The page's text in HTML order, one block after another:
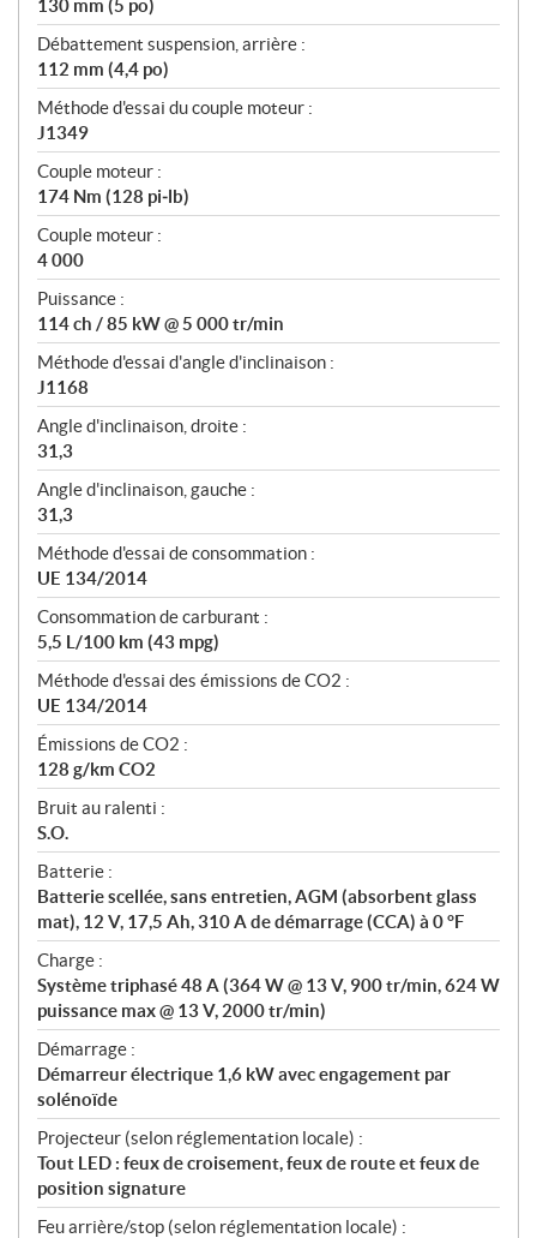
130 mm (5 po)
Débattement suspension, arrière :
112 mm (4,4 po)
Méthode d'essai du couple moteur :
J1349
Couple moteur :
174 Nm (128 pi‑lb)
Couple moteur :
4 000
Puissance :
114 ch / 85 kW @ 5 000 tr/min
Méthode d'essai d'angle d'inclinaison :
J1168
Angle d'inclinaison, droite :
31,3
Angle d'inclinaison, gauche :
31,3
Méthode d'essai de consommation :
UE 134/2014
Consommation de carburant :
5,5 L/100 km (43 mpg)
Méthode d'essai des émissions de CO2 :
UE 134/2014
Émissions de CO2 :
128 g/km CO2
Bruit au ralenti :
S.O.
Batterie :
Batterie scellée, sans entretien, AGM (absorbent glass
mat), 12 V, 17,5 Ah, 310 A de démarrage (CCA) à 0 °F
Charge :
Système triphasé 48 A (364 W @ 13 V, 900 tr/min, 624 W
puissance max @ 13 V, 2000 tr/min)
Démarrage :
Démarreur électrique 1,6 kW avec engagement par
solénoïde
Projecteur (selon réglementation locale) :
Tout LED : feux de croisement, feux de route et feux de
position signature
Feu arrière/stop (selon réglementation locale) :